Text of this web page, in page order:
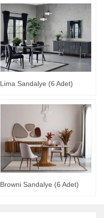
Lima Sandalye (6 Adet)
Browni Sandalye (6 Adet)